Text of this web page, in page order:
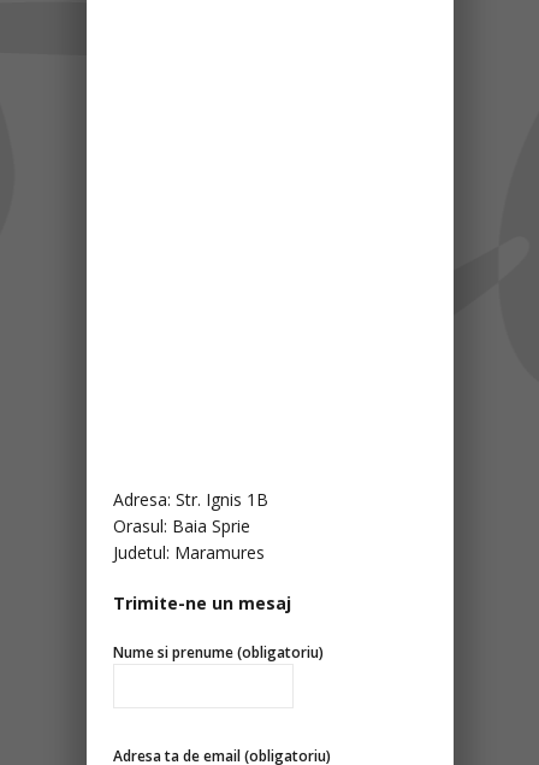
Adresa: Str. Ignis 1B
Orasul: Baia Sprie
Judetul: Maramures
Trimite-ne un mesaj
Nume si prenume (obligatoriu)
Adresa ta de email (obligatoriu)